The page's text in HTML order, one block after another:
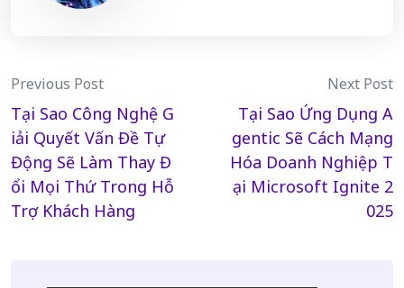
Post
navigation
Previous Post
Tại Sao Công Nghệ G
iải Quyết Vấn Đề Tự
Động Sẽ Làm Thay Đ
ổi Mọi Thứ Trong Hỗ
Trợ Khách Hàng
Next Post
Tại Sao Ứng Dụng A
gentic Sẽ Cách Mạng
Hóa Doanh Nghiệp T
ại Microsoft Ignite 2
025